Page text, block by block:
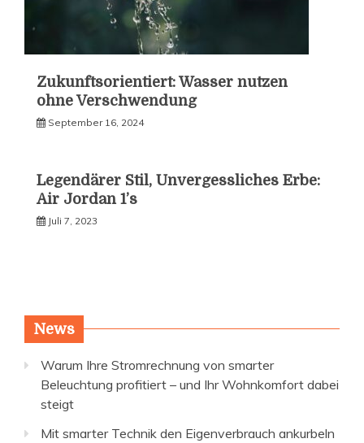
Zukunftsorientiert: Wasser nutzen
ohne Verschwendung
September 16, 2024
Legendärer Stil, Unvergessliches Erbe:
Air Jordan 1’s
Juli 7, 2023
News
Warum Ihre Stromrechnung von smarter
Beleuchtung profitiert – und Ihr Wohnkomfort dabei
steigt
Mit smarter Technik den Eigenverbrauch ankurbeln